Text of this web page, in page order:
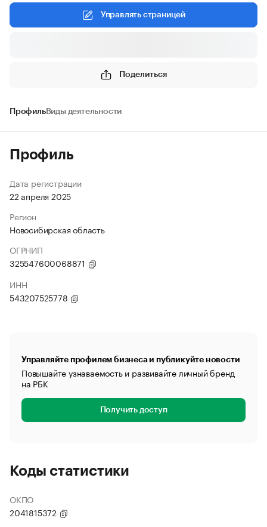
Управлять страницей
Поделиться
ПрофильВиды деятельности
Профиль
Дата регистрации
22 апреля 2025
Регион
Новосибирская область
ОГРНИП
325547600068871
ИНН
543207525778
Управляйте профилем бизнеса и публикуйте новости
Повышайте узнаваемость и развивайте личный бренд
на РБК
Получить доступ
Коды статистики
ОКПО
2041815372